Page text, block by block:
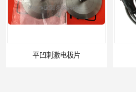
平凹刺激电极片